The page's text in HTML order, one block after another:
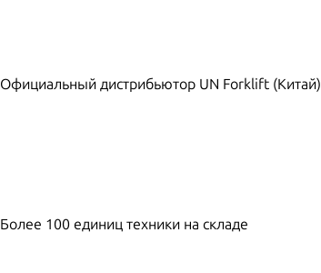
Официальный дистрибьютор UN Forklift (Китай)
Более 100 единиц техники на складе